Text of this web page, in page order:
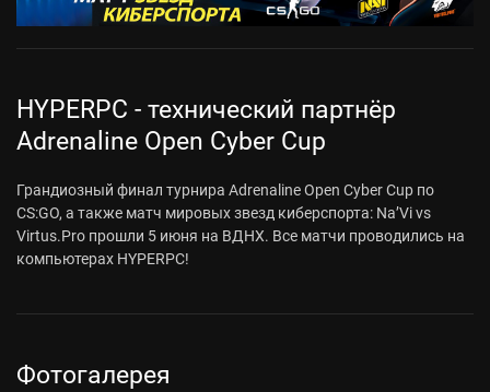
HYPERPC - технический партнёр
Adrenaline Open Cyber Cup
Грандиозный финал турнира Adrenaline Open Cyber Cup по
CS:GO, а также матч мировых звезд киберспорта: Na’Vi vs
Virtus.Pro прошли 5 июня на ВДНХ. Все матчи проводились на
компьютерах HYPERPC!
Фотогалерея